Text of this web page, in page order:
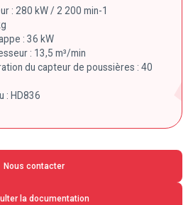
: 280 kW / 2 200 min-1
: 36 kW
: 13,5 m³/min
du capteur de poussières : 40
: HD836
Nous contacter
la documentation